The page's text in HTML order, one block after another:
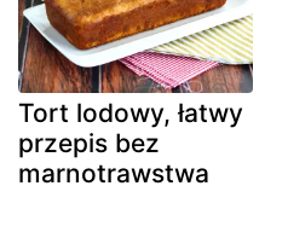
Tort lodowy, łatwy
przepis bez
marnotrawstwa